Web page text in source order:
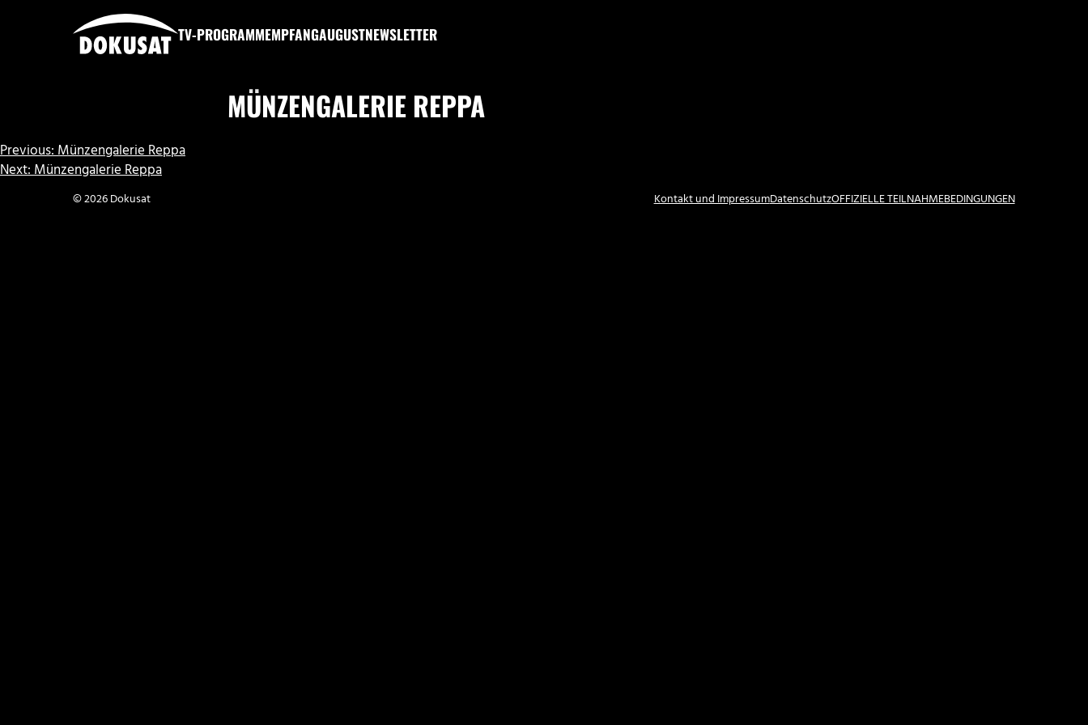
TV-PROGRAMMEMPFANGAUGUSTNEWSLETTER
MÜNZENGALERIE REPPA
BEITRAGSNAVIGATION
Previous:Münzengalerie Reppa
Next:Münzengalerie Reppa
© 2026 Dokusat Kontakt und ImpressumDatenschutzOFFIZIELLE TEILNAHMEBEDINGUNGEN